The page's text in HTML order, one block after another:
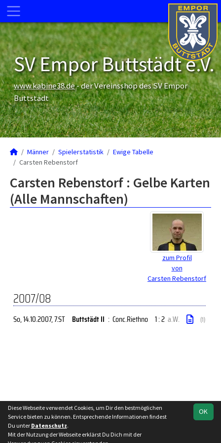
SV Empor Buttstädt e.V.
www.kabine38.de- der Vereinsshop des SV Empor
Buttstädt
Männer Spielerstatistik
Ewige Tabelle
Carsten Rebenstorf
Carsten Rebenstorf : Gelbe Karten
(Alle Mannschaften)
zum Profil
von
Carsten Rebenstorf
2007/08
So, 14.10.2007, 7.ST Buttstädt II : Conc.Riethno 1 : 2 a.W. (1)
soccero.de
Besucherstatistik Impressum Datenschutz
OK
Diese Webseite verwendet Cookies, um Dir den bestmöglichen
Service bieten zu können. Entsprechende Informationen findest
Du unter Datenschutz.
Mit der Nutzung der Webseite erklärst Du Dich mit der